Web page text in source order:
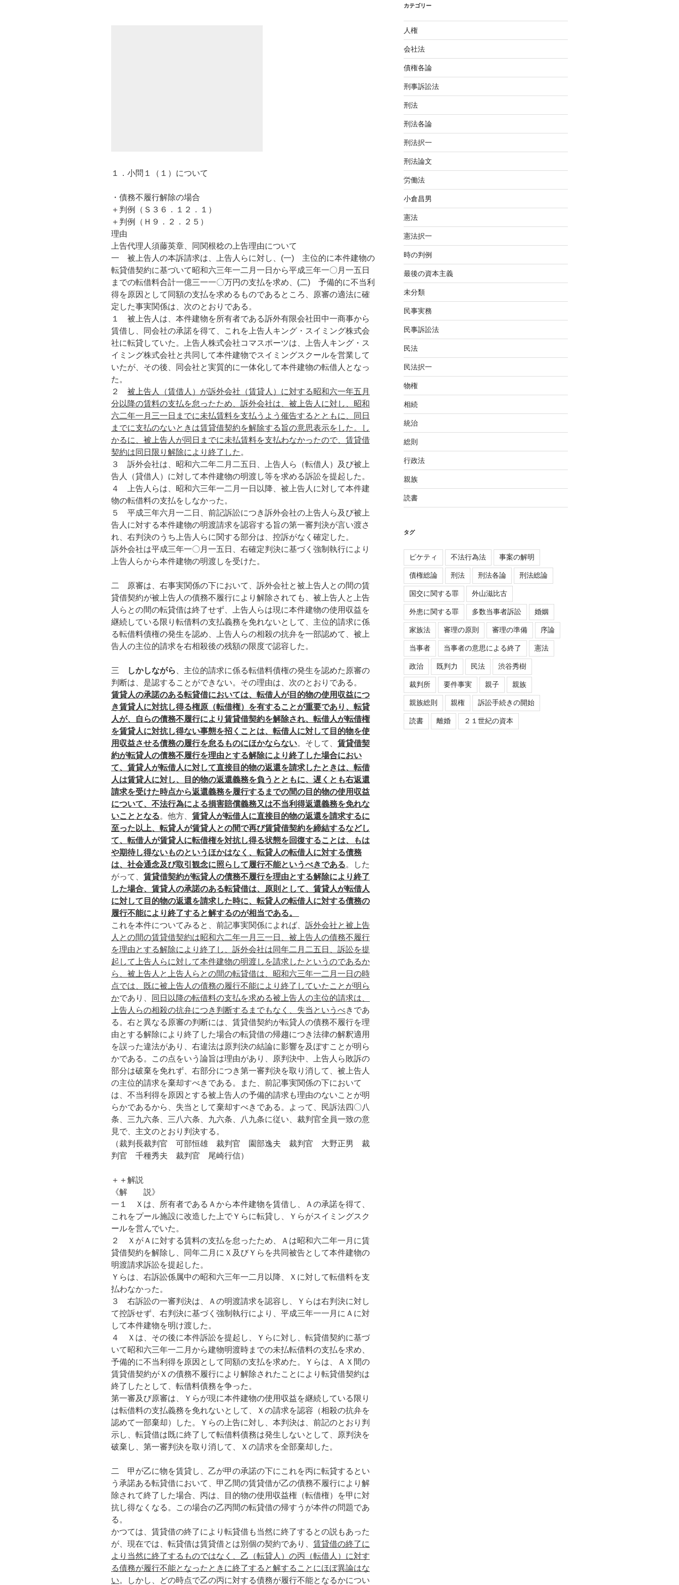
１．小問１（１）について
・債務不履行解除の場合
＋判例（Ｓ３６．１２．１）
＋判例（Ｈ９．２．２５）
理由
上告代理人須藤英章、同関根稔の上告理由について
一 被上告人の本訴請求は、上告人らに対し、(一) 主位的に本件建物の
転貸借契約に基づいて昭和六三年一二月一日から平成三年一〇月一五日
までの転借料合計一億三一一〇万円の支払を求め、(二) 予備的に不当利
得を原因として同額の支払を求めるものであるところ、原審の適法に確
定した事実関係は、次のとおりである。
１ 被上告人は、本件建物を所有者である訴外有限会社田中一商事から
賃借し、同会社の承諾を得て、これを上告人キング・スイミング株式会
社に転貸していた。上告人株式会社コマスポーツは、上告人キング・ス
イミング株式会社と共同して本件建物でスイミングスクールを営業して
いたが、その後、同会社と実質的に一体化して本件建物の転借人となっ
た。
２ 被上告人（賃借人）が訴外会社（賃貸人）に対する昭和六一年五月
分以降の賃料の支払を怠ったため、訴外会社は、被上告人に対し、昭和
六二年一月三一日までに未払賃料を支払うよう催告するとともに、同日
までに支払のないときは賃貸借契約を解除する旨の意思表示をした。し
かるに、被上告人が同日までに未払賃料を支払わなかったので、賃貸借
契約は同日限り解除により終了した 。
３ 訴外会社は、昭和六二年二月二五日、上告人ら（転借人）及び被上
告人（貸借人）に対して本件建物の明渡し等を求める訴訟を提起した。
４ 上告人らは、昭和六三年一二月一日以降、被上告人に対して本件建
物の転借料の支払をしなかった。
５ 平成三年六月一二日、前記訴訟につき訴外会社の上告人ら及び被上
告人に対する本件建物の明渡請求を認容する旨の第一審判決が言い渡さ
れ、右判決のうち上告人らに関する部分は、控訴がなく確定した。
訴外会社は平成三年一〇月一五日、右確定判決に基づく強制執行により
上告人らから本件建物の明渡しを受けた。
二 原審は、右事実関係の下において、訴外会社と被上告人との間の賃
貸借契約が被上告人の債務不履行により解除されても、被上告人と上告
人らとの間の転貸借は終了せず、上告人らは現に本件建物の使用収益を
継続している限り転借料の支払義務を免れないとして、主位的請求に係
る転借料債権の発生を認め、上告人らの相殺の抗弁を一部認めて、被上
告人の主位的請求を右相殺後の残額の限度で認容した。
三 しかしながら
、主位的請求に係る転借料債権の発生を認めた原審の
判断は、是認することができない。その理由は、次のとおりである。
賃貸人の承諾のある転貸借においては、転借人が目的物の使用収益につ
き賃貸人に対抗し得る権原（転借権）を有することが重要であり、転貸
人が、自らの債務不履行により賃貸借契約を解除され、転借人が転借権
を賃貸人に対抗し得ない事態を招くことは、転借人に対して目的物を使
用収益させる債務の履行を怠るものにほかならない。そして、 賃貸借契
約が転貸人の債務不履行を理由とする解除により終了した場合におい
て、賃貸人が転借人に対して直接目的物の返還を請求したときは、転借
人は賃貸人に対し、目的物の返還義務を負うとともに、遅くとも右返還
請求を受けた時点から返還義務を履行するまでの間の目的物の使用収益
について、不法行為による損害賠償義務又は不当利得返還義務を免れな
いこととなる。他方、 賃貸人が転借人に直接目的物の返還を請求するに
至った以上、転貸人が賃貸人との間で再び賃貸借契約を締結するなどし
て、転借人が賃貸人に転借権を対抗し得る状態を回復することは、もは
や期待し得ないものというほかはなく、転貸人の転借人に対する債務
は、社会通念及び取引観念に照らして履行不能というべきである。した
がって、 賃貸借契約が転貸人の債務不履行を理由とする解除により終了
した場合、賃貸人の承諾のある転貸借は、原則として、賃貸人が転借人
に対して目的物の返還を請求した時に、転貸人の転借人に対する債務の
履行不能により終了すると解するのが相当である。
これを本件についてみると、前記事実関係によれば、 訴外会社と被上告
人との間の賃貸借契約は昭和六二年一月三一日、被上告人の債務不履行
を理由とする解除により終了し、訴外会社は同年二月二五日、訴訟を提
起して上告人らに対して本件建物の明渡しを請求したというのであるか
ら、被上告人と上告人らとの間の転貸借は、昭和六三年一二月一日の時
点では、既に被上告人の債務の履行不能により終了していたことが明ら
かであり、
同日以降の転借料の支払を求める被上告人の主位的請求は、
上告人らの相殺の抗弁につき判断するまでもなく、失当というべきであ
る。右と異なる原審の判断には、賃貸借契約が転貸人の債務不履行を理
由とする解除により終了した場合の転貸借の帰趨につき法律の解釈適用
を誤った違法があり、右違法は原判決の結論に影響を及ぼすことが明ら
かである。この点をいう論旨は理由があり、原判決中、上告人ら敗訴の
部分は破棄を免れず、右部分につき第一審判決を取り消して、被上告人
の主位的請求を棄却すべきである。また、前記事実関係の下において
は、不当利得を原因とする被上告人の予備的請求も理由のないことが明
らかであるから、失当として棄却すべきである。よって、民訴法四〇八
条、三九六条、三八六条、九六条、八九条に従い、裁判官全員一致の意
見で、主文のとおり判決する。
（裁判長裁判官 可部恒雄 裁判官 園部逸夫 裁判官 大野正男 裁
判官 千種秀夫 裁判官 尾崎行信）
＋＋解説
《解 説》
一１ Ｘは、所有者であるＡから本件建物を賃借し、Ａの承諾を得て、
これをプール施設に改造した上でＹらに転貸し、Ｙらがスイミングスク
ールを営んでいた。
２ ＸがＡに対する賃料の支払を怠ったため、Ａは昭和六二年一月に賃
貸借契約を解除し、同年二月にＸ及びＹらを共同被告として本件建物の
明渡請求訴訟を提起した。
Ｙらは、右訴訟係属中の昭和六三年一二月以降、Ｘに対して転借料を支
払わなかった。
３ 右訴訟の一審判決は、Ａの明渡請求を認容し、Ｙらは右判決に対し
て控訴せず、右判決に基づく強制執行により、平成三年一一月にＡに対
して本件建物を明け渡した。
４ Ｘは、その後に本件訴訟を提起し、Ｙらに対し、転貸借契約に基づ
いて昭和六三年一二月から建物明渡時までの未払転借料の支払を求め、
予備的に不当利得を原因として同額の支払を求めた。Ｙらは、ＡＸ間の
賃貸借契約がＸの債務不履行により解除されたことにより転貸借契約は
終了したとして、転借料債務を争った。
第一審及び原審は、Ｙらが現に本件建物の使用収益を継続している限り
は転借料の支払義務を免れないとして、Ｘの請求を認容（相殺の抗弁を
認めて一部棄却）した。Ｙらの上告に対し、本判決は、前記のとおり判
示し、転貸借は既に終了して転借料債務は発生しないとして、原判決を
破棄し、第一審判決を取り消して、Ｘの請求を全部棄却した。
二 甲が乙に物を賃貸し、乙が甲の承諾の下にこれを丙に転貸するとい
う承諾ある転貸借において、甲乙間の賃貸借が乙の債務不履行により解
除されて終了した場合、丙は、目的物の使用収益権（転借権）を甲に対
抗し得なくなる。この場合の乙丙間の転貸借の帰すうが本件の問題であ
る。
かつては、賃貸借の終了により転貸借も当然に終了するとの説もあった
が、現在では、転貸借は賃貸借とは別個の契約であり、 賃貸借の終了に
より当然に終了するものではなく、乙（転貸人）の丙（転借人）に対す
る債務が履行不能となったときに終了すると解することにほぼ異論はな
い。しかし、どの時点で乙の丙に対する債務が履行不能となるかについ
カテゴリー
人権
会社法
債権各論
刑事訴訟法
刑法
刑法各論
刑法択一
刑法論文
労働法
小倉昌男
憲法
憲法択一
時の判例
最後の資本主義
未分類
民事実務
民事訴訟法
民法
民法択一
物権
相続
統治
総則
行政法
親族
読書
タグ
ピケティ 不法行為法 事案の解明
債権総論 刑法 刑法各論 刑法総論
国交に関する罪 外山滋比古
外患に関する罪 多数当事者訴訟 婚姻
家族法 審理の原則 審理の準備 序論
当事者 当事者の意思による終了 憲法
政治 既判力 民法 渋谷秀樹
裁判所 要件事実 親子 親族
親族総則 親権 訴訟手続きの開始
読書 離婚 ２１世紀の資本